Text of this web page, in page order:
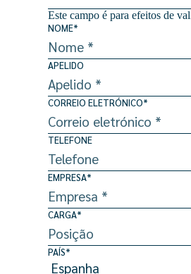
Este campo é para efeitos de
NOME*
APELIDO
CORREIO ELETRÓNICO*
TELEFONE
EMPRESA*
CARGA*
PAÍS*